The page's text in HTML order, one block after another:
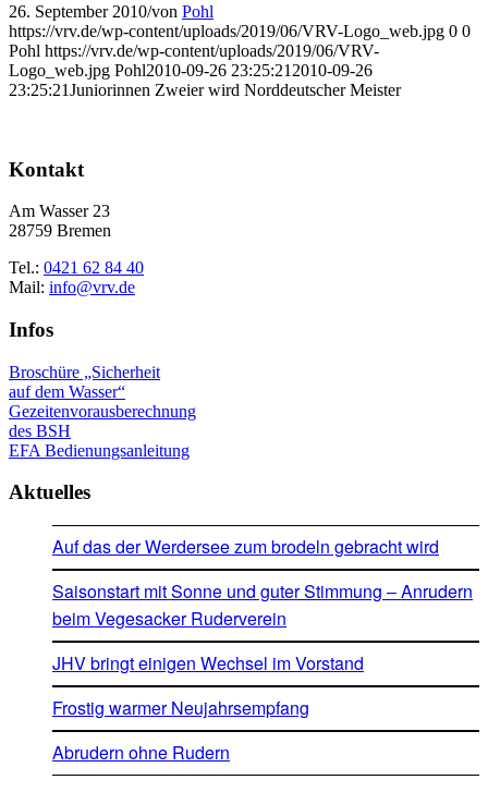
26. September 2010/von Pohl
https://vrv.de/wp-content/uploads/2019/06/VRV-Logo_web.jpg 0 0
Pohl https://vrv.de/wp-content/uploads/2019/06/VRV-
Logo_web.jpg Pohl2010-09-26 23:25:21 2010-09-26
23:25:21Juniorinnen Zweier wird Norddeutscher Meister
Kontakt
Am Wasser 23
28759 Bremen
Tel.: 0421 62 84 40
Mail: info@vrv.de
Infos
Broschüre „Sicherheit
auf dem Wasser“
Gezeitenvorausberechnung
des BSH
EFA Bedienungsanleitung
Aktuelles
Auf das der Werdersee zum brodeln gebracht wird
Saisonstart mit Sonne und guter Stimmung – Anrudern
beim Vegesacker Ruderverein
JHV bringt einigen Wechsel im Vorstand
Frostig warmer Neujahrsempfang
Abrudern ohne Rudern